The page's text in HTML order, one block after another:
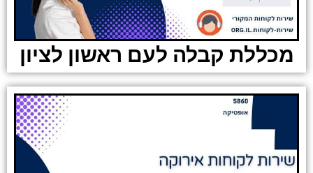
מכללת קבלה לעם ראשון לציון